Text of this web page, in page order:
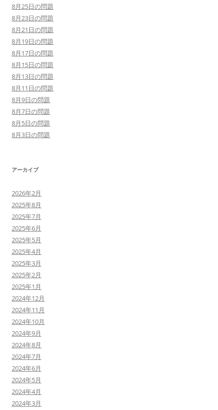
8月25日の問題
8月23日の問題
8月21日の問題
8月19日の問題
8月17日の問題
8月15日の問題
8月13日の問題
8月11日の問題
8月9日の問題
8月7日の問題
8月5日の問題
8月3日の問題
アーカイブ
2026年2月
2025年8月
2025年7月
2025年6月
2025年5月
2025年4月
2025年3月
2025年2月
2025年1月
2024年12月
2024年11月
2024年10月
2024年9月
2024年8月
2024年7月
2024年6月
2024年5月
2024年4月
2024年3月